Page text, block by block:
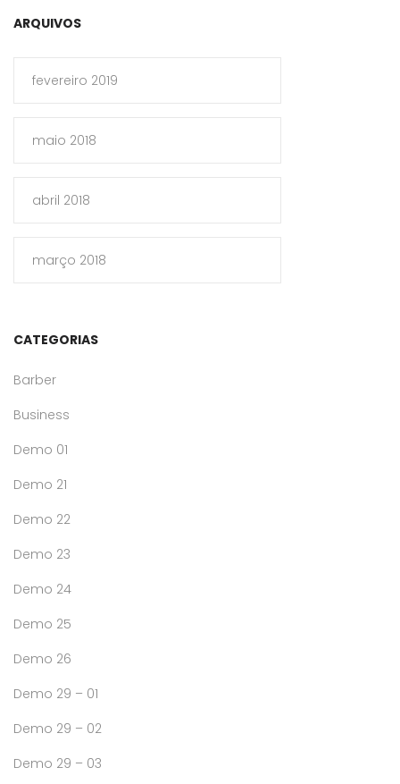
ARQUIVOS
fevereiro 2019
maio 2018
abril 2018
março 2018
CATEGORIAS
Barber
Business
Demo 01
Demo 21
Demo 22
Demo 23
Demo 24
Demo 25
Demo 26
Demo 29 – 01
Demo 29 – 02
Demo 29 – 03